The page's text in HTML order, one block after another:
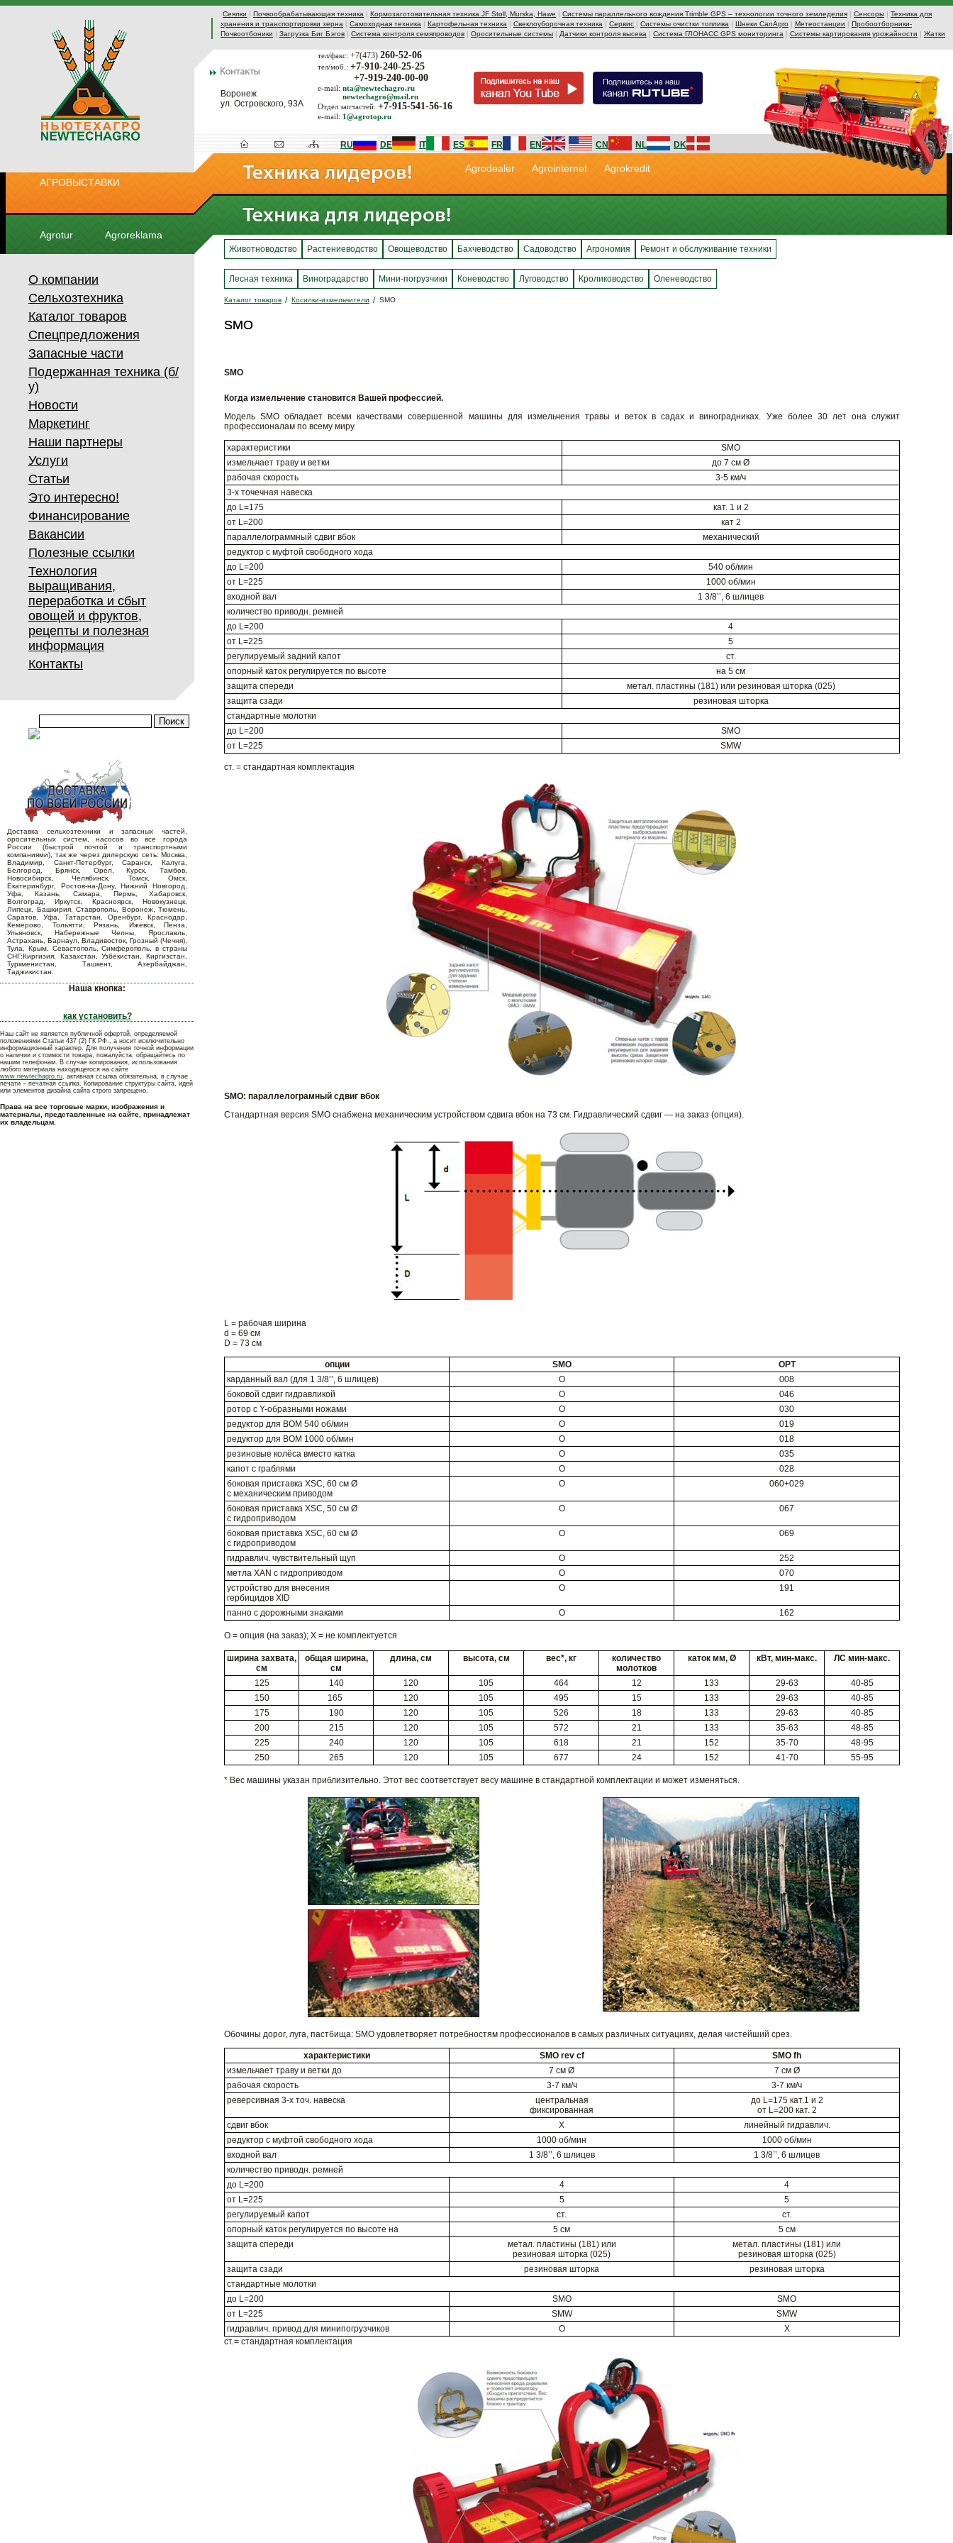
Сеялки | Почвообрабатывающая техника | Кормозаготовительная техника JF Stoll, Murska, Hawe | Системы параллельного вождения Trimble GPS – технологии точного земледелия | Сенсоры | Техника для
хранения и транспортировки зерна | Самоходная техника | Картофельная техника | Свеклоуборочная техника | Сервис | Системы очистки топлива | Шнеки CanAgro | Метеостанции | Пробоотборники-
Почвоотбоники | Загрузка Биг Бэгов | Система контроля семяпроводов | Оросительные системы | Датчики контроля высева | Система ГЛОНАСС GPS мониторинга | Системы картирования урожайности | Жатки
Воронеж
ул. Островского, 93А
тел/факс: +7(473) 260-52-06
тел/моб.: +7-910-240-25-25
+7-919-240-00-00
e-mail: nta@newtechagro.ru
newtechagro@mail.ru
Отдел запчастей: +7-915-541-56-16
e-mail: 1@agrotop.ru
АГРОВЫСТАВКИ
Agrotur Agroreklama
RU DE IT ES FR EN CN NL DK
Agrodealer Agrointernet Agrokredit
О компании
Сельхозтехника
Каталог товаров
Спецпредложения
Запасные части
Подержанная техника (б/
у)
Новости
Маркетинг
Наши партнеры
Услуги
Статьи
Это интересно!
Финансирование
Вакансии
Полезные ссылки
Технология
выращивания,
переработка и сбыт
овощей и фруктов,
рецепты и полезная
информация
Контакты
Доставка сельхозтехники и запасных частей,
оросительных систем, насосов во все города
России (быстрой почтой и транспортными
компаниями), так же через дилерскую сеть: Москва,
Владимир, Санкт-Петербург, Саранск, Калуга,
Белгород, Брянск, Орел, Курск, Тамбов,
Новосибирск, Челябинск, Томск, Омск,
Екатеринбург, Ростов-на-Дону, Нижний Новгород,
Уфа, Казань, Самара, Пермь, Хабаровск,
Волгоград, Иркутск, Красноярск, Новокузнецк,
Липецк, Башкирия, Ставрополь, Воронеж, Тюмень,
Саратов, Уфа, Татарстан, Оренбург, Краснодар,
Кемерово, Тольятти, Рязань, Ижевск, Пенза,
Ульяновск, Набережные Челны, Ярославль,
Астрахань, Барнаул, Владивосток, Грозный (Чечня),
Тула, Крым, Севастополь, Симферополь, в страны
СНГ:Киргизия, Казахстан, Узбекистан, Киргизстан,
Туркменистан, Ташкент, Азербайджан,
Таджикистан.
Наша кнопка:
как установить?
Наш сайт не является публичной офертой, определяемой
положениями Статьи 437 (2) ГК РФ., а носит исключительно
информационный характер. Для получения точной информации
о наличии и стоимости товара, пожалуйста, обращайтесь по
нашим телефонам. В случае копирования, использования
любого материала находящегося на сайте
www.newtechagro.ru, активная ссылка обязательна, в случае
печати – печатная ссылка. Копирование структуры сайта, идей
или элементов дизайна сайта строго запрещено.
Права на все торговые марки, изображения и
материалы, представленные на сайте, принадлежат
их владельцам.
Животноводство Растениеводство Овощеводство Бахчеводство Садоводство Агрономия Ремонт и обслуживание техники
Лесная техника Виноградарство Мини-погрузчики Коневодство Луговодство Кролиководство Оленеводство
Каталог товаров Косилки-измельчители SMO
SMO
SMO
SMO
Когда измельчение становится Вашей профессией.
Модель SMO обладает всеми качествами совершенной машины для измельчения травы и веток в садах и виноградниках. Уже более 30 лет она служит
профессионалам по всему миру.
характеристики
SMO
измельчает траву и ветки
до 7 см Ø
рабочая скорость
3-5 км/ч
3-х точечная навеска
до L=175
кат. 1 и 2
от L=200
кат 2
параллелограммный сдвиг вбок
механический
редуктор с муфтой свободного хода
до L=200
540 об/мин
от L=225
1000 об/мин
входной вал
1 3/8’’, 6 шлицев
количество приводн. ремней
до L=200
4
от L=225
5
регулируемый задний капот
ст.
опорный каток регулируется по высоте
на 5 см
защита спереди
метал. пластины (181) или резиновая шторка (025)
защита сзади
резиновая шторка
стандартные молотки
до L=200
SMO
от L=225
SMW
ст. = стандартная комплектация
SMО: параллелограмный сдвиг вбок
Стандартная версия SMO снабжена механическим устройством сдвига вбок на 73 см. Гидравлический сдвиг — на заказ (опция).
L = рабочая ширина
d = 69 см
D = 73 см
опции SMO
OPT
карданный вал (для 1 3/8’’, 6 шлицев)
O
008
боковой сдвиг гидравликой
O
046
ротор с Y-образными ножами
O
030
редуктор для ВОМ 540 об/мин
O
019
редуктор для ВОМ 1000 об/мин
O
018
резиновые колёса вместо катка
O
035
капот с граблями
O
028
боковая приставка XSC, 60 см Ø
с механическим приводом
O 060+029
боковая приставка XSC, 50 см Ø
с гидроприводом
O 067
боковая приставка XSC, 60 см Ø
с гидроприводом
O 069
гидравлич. чувствительный щуп O
252
метла XAN c гидроприводом
O
070
устройство для внесения
гербицидов XID
O 191
панно с дорожными знаками O 162
О = опция (на заказ); Х = не комплектуется
ширина захвата,
см
общая ширина,
см
длина, см высота, см вес*, кг
количество
молотков
каток мм, Ø кВт, мин-макс. ЛС мин-макс.
125 140 120 105 464 12 133 29-63
40-85
150
165 120 105 495 15 133 29-63
40-85
175
190 120 105 526 18 133 29-63
40-85
200
215 120 105 572 21 133 35-63
48-85
225
240 120 105 618 21 152 35-70
48-95
250
265 120 105 677 24 152 41-70 55-95
* Вес машины указан приблизительно. Этот вес соответствует весу машине в стандартной комплектации и может изменяться.
Обочины дорог, луга, пастбища: SMO удовлетворяет потребностям профессионалов в самых различных ситуациях, делая чистейший срез.
характеристики SMO rev cf
SMO fh
измельчает траву и ветки до
7 см Ø
7 см Ø
рабочая скорость
3-7 км/ч
3-7 км/ч
реверсивная 3-х точ. навеска
центральная
фиксированная
до L=175 кат.1 и 2
от L=200 кат. 2
сдвиг вбок
X
линейный гидравлич.
редуктор с муфтой свободного хода
1000 об/мин
1000 об/мин
входной вал
1 3/8’’, 6 шлицев
1 3/8’’, 6 шлицев
количество приводн. ремней
до L=200
4
4
от L=225
5
5
регулируемый капот
ст.
ст.
опорный каток регулируется по высоте на
5 cм
5 cм
защита спереди
метал. пластины (181) или
резиновая шторка (025)
метал. пластины (181) или
резиновая шторка (025)
защита сзади
резиновая шторка
резиновая шторка
стандартные молотки
до L=200
SMO
SMO
от L=225
SMW
SMW
гидравлич. привод для минипогрузчиков
O
X
ст.= стандартная комплектация